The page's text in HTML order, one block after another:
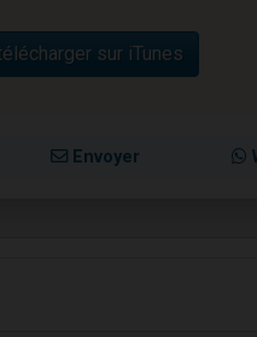
sur iTunes
Envoyer